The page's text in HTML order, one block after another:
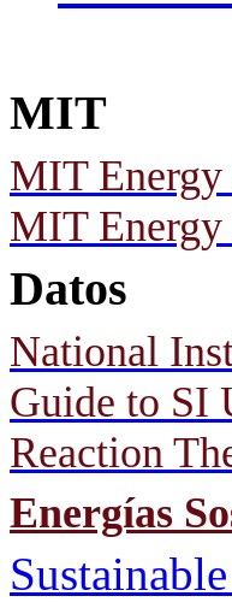
MIT
MIT Energy
MIT
Datos
National
Guide to SI
Reaction
Energías